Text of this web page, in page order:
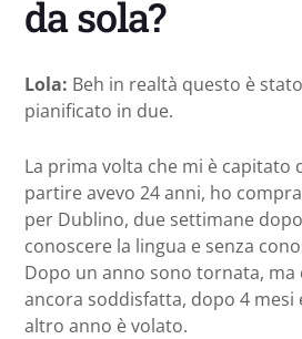
da sola?
Lola: Beh in realtà questo è
pianificato in due.
La prima volta che mi è
partire avevo 24 anni, ho
per Dublino, due settimane
conoscere la lingua e senza
Dopo un anno sono tornata, ma
ancora soddisfatta, dopo 4 mesi
altro anno è volato.